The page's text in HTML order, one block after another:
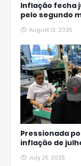
Inflação fecha
pelo segundo
August 12, 2025
Pressionada
inflação de
July 25, 2025